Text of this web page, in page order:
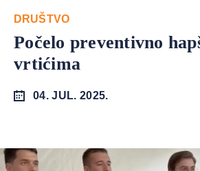
DRUŠTVO
Počelo preventivno
vrtićima
04. JUL. 2025.